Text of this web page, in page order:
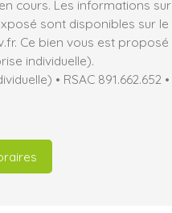
cours. Les informations sur
sont disponibles sur le
Ce bien vous est proposé
individuelle).
• RSAC 891.662.652 •